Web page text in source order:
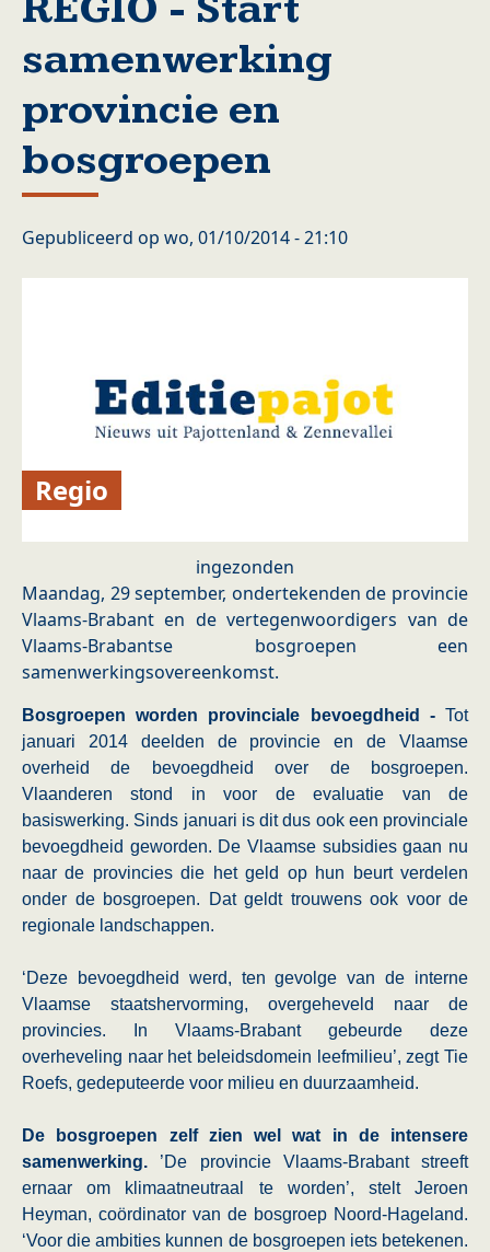
samenwerking
provincie en
bosgroepen
Gepubliceerd op wo, 01/10/2014 - 21:10
Regio
ingezonden
Maandag, 29 september, ondertekenden de provincie
Vlaams-Brabant en de vertegenwoordigers van de
Vlaams-Brabantse bosgroepen een
samenwerkingsovereenkomst.
Bosgroepen worden provinciale bevoegdheid - Tot
januari 2014 deelden de provincie en de Vlaamse
overheid de bevoegdheid over de bosgroepen.
Vlaanderen stond in voor de evaluatie van de
basiswerking. Sinds januari is dit dus ook een provinciale
bevoegdheid geworden. De Vlaamse subsidies gaan nu
naar de provincies die het geld op hun beurt verdelen
onder de bosgroepen. Dat geldt trouwens ook voor de
regionale landschappen.
‘Deze bevoegdheid werd, ten gevolge van de interne
Vlaamse staatshervorming, overgeheveld naar de
provincies. In Vlaams-Brabant gebeurde deze
overheveling naar het beleidsdomein leefmilieu’, zegt Tie
Roefs, gedeputeerde voor milieu en duurzaamheid.
De bosgroepen zelf zien wel wat in de intensere
samenwerking. ’De provincie Vlaams-Brabant streeft
ernaar om klimaatneutraal te worden’, stelt Jeroen
Heyman, coördinator van de bosgroep Noord-Hageland.
‘Voor die ambities kunnen de bosgroepen iets betekenen.